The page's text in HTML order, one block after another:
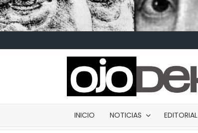
INICIO NOTICIAS EDITORIAL